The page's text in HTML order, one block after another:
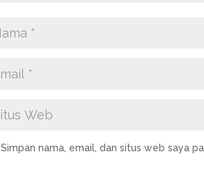
Simpan nama, email, dan situs web saya